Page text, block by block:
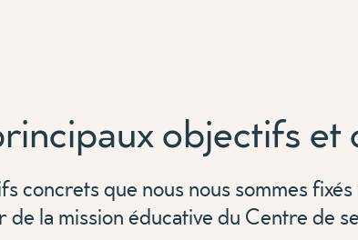
objectifs et
concrets que nous nous sommes
de la mission éducative du Centre de